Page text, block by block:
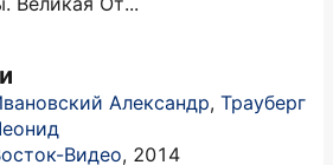
Александр, Трауберг
Видео, 2014